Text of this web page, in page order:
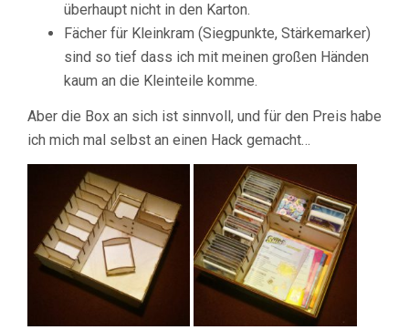
überhaupt nicht in den Karton.
Fächer für Kleinkram (Siegpunkte, Stärkemarker)
sind so tief dass ich mit meinen großen Händen
kaum an die Kleinteile komme.
Aber die Box an sich ist sinnvoll, und für den Preis habe
ich mich mal selbst an einen Hack gemacht…